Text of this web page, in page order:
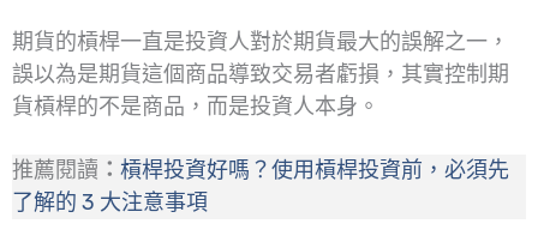
期貨的槓桿一直是投資人對於期貨最大的誤解之一，
誤以為是期貨這個商品導致交易者虧損，其實控制期
貨槓桿的不是商品，而是投資人本身。
推薦閱讀 ： 槓桿投資好嗎？使用槓桿投資前，必須先
了解的 3 大注意事項